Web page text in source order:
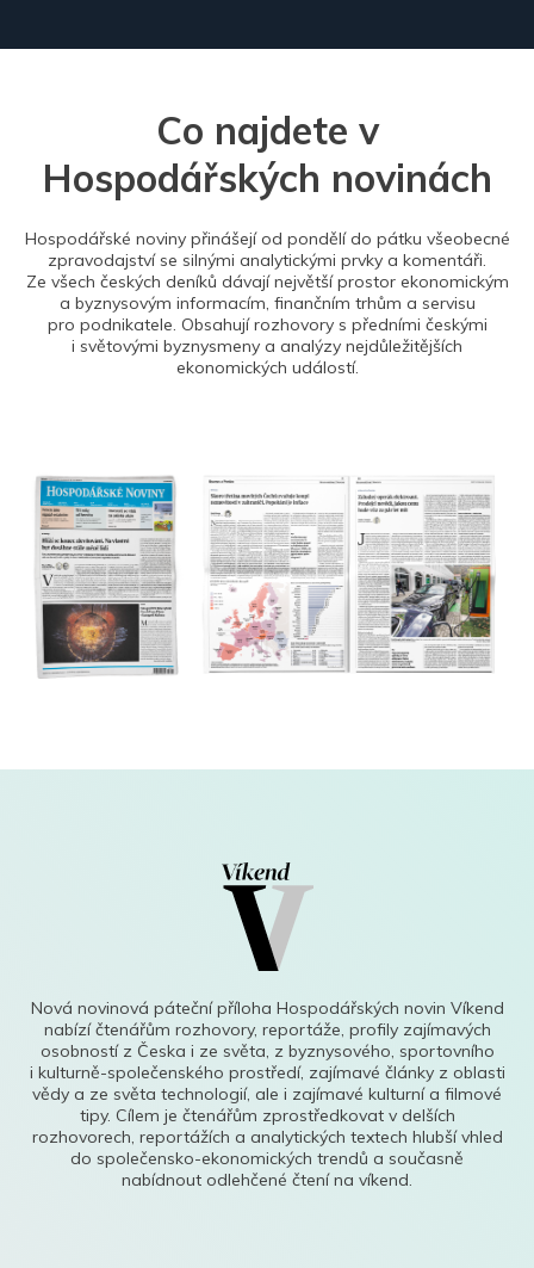
Co najdete v
Hospodářských novinách
Hospodářské noviny přinášejí od pondělí do pátku všeobecné
zpravodajství se silnými analytickými prvky a komentáři.
Ze všech českých deníků dávají největší prostor ekonomickým
a byznysovým informacím, finančním trhům a servisu
pro podnikatele. Obsahují rozhovory s předními českými
i světovými byznysmeny a analýzy nejdůležitějších
ekonomických událostí.
Nová novinová páteční příloha Hospodářských novin Víkend
nabízí čtenářům rozhovory, reportáže, profily zajímavých
osobností z Česka i ze světa, z byznysového, sportovního
i kulturně-společenského prostředí, zajímavé články z oblasti
vědy a ze světa technologií, ale i zajímavé kulturní a filmové
tipy. Cílem je čtenářům zprostředkovat v delších
rozhovorech, reportážích a analytických textech hlubší vhled
do společensko-ekonomických trendů a současně
nabídnout odlehčené čtení na víkend.